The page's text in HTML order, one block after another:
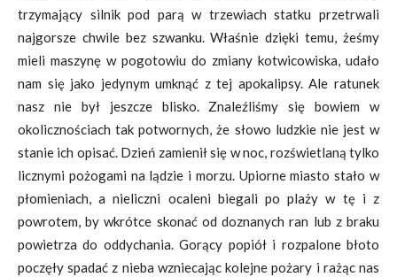
trzymający silnik pod parą w trzewiach statku przetrwali
najgorsze chwile bez szwanku. Właśnie dzięki temu, żeśmy
mieli maszynę w pogotowiu do zmiany kotwicowiska, udało
nam się jako jedynym umknąć z tej apokalipsy. Ale ratunek
nasz nie był jeszcze blisko. Znaleźliśmy się bowiem w
okolicznościach tak potwornych, że słowo ludzkie nie jest w
stanie ich opisać. Dzień zamienił się w noc, rozświetlaną tylko
licznymi pożogami na lądzie i morzu. Upiorne miasto stało w
płomieniach, a nieliczni ocaleni biegali po plaży w tę i z
powrotem, by wkrótce skonać od doznanych ran lub z braku
powietrza do oddychania. Gorący popiół i rozpalone błoto
poczęły spadać z nieba wzniecając kolejne pożary i rażąc nas